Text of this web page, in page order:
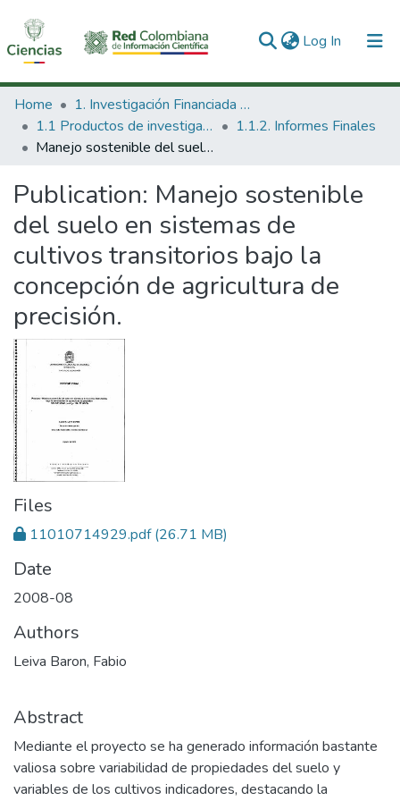
Log In (current)
Communities & Collections
All of DSpace
Home
1. Investigación Financiada con Recursos Públicos
1.1 Productos de investigación
1.1.2. Informes Finales
Manejo sostenible del suelo en sistemas de cultivos transitorios bajo la concepción de agricultura de precisión.
Publication: Manejo sostenible
del suelo en sistemas de
cultivos transitorios bajo la
concepción de agricultura de
precisión.
Files
11010714929.pdf(26.71 MB)
Date
2008-08
Authors
Leiva Baron, Fabio
Abstract
Mediante el proyecto se ha generado información bastante
valiosa sobre variabilidad de propiedades del suelo y
variables de los cultivos indicadores, destacando la